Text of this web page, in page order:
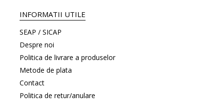
INFORMATII UTILE
SEAP / SICAP
Despre noi
Politica de livrare a produselor
Metode de plata
Contact
Politica de retur/anulare